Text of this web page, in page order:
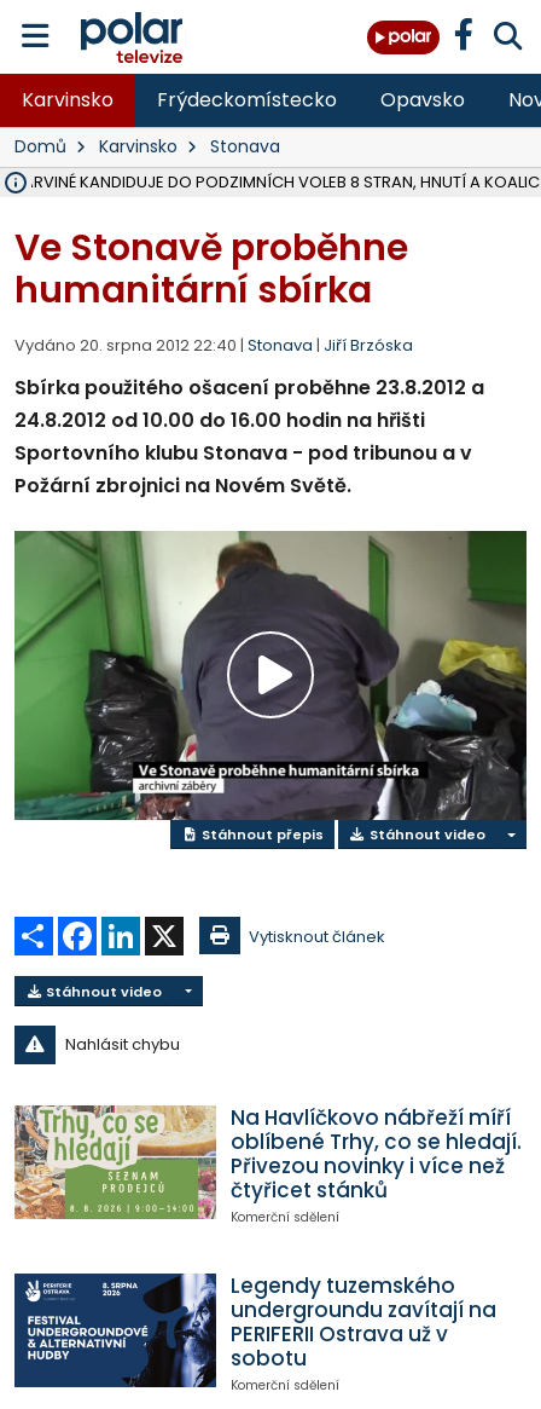
Karvinsko Frýdeckomístecko Opavsko
Domů Karvinsko Stonava
V KARVINÉ KANDIDUJE DO PODZIMNÍCH VOLEB 8 STRAN, HNUTÍ A KOALIC
Ve Stonavě proběhne
humanitární sbírka
Vydáno 20. srpna 2012 22:40 | Stonava | Jiří Brzóska
Sbírka použitého ošacení proběhne 23.8.2012 a
24.8.2012 od 10.00 do 16.00 hodin na hřišti
Sportovního klubu Stonava - pod tribunou a v
Požární zbrojnici na Novém Světě.
Přehrát
video
Stáhnout přepis Stáhnout video
Sdílet Facebook
LinkedIn Vytisknout článek
Stáhnout video
Nahlásit chybu
Na Havlíčkovo nábřeží míří
oblíbené Trhy, co se hledají.
Přivezou novinky i více než
čtyřicet stánků
Komerční sdělení
Legendy tuzemského
undergroundu zavítají na
PERIFERII Ostrava už v
sobotu
Komerční sdělení